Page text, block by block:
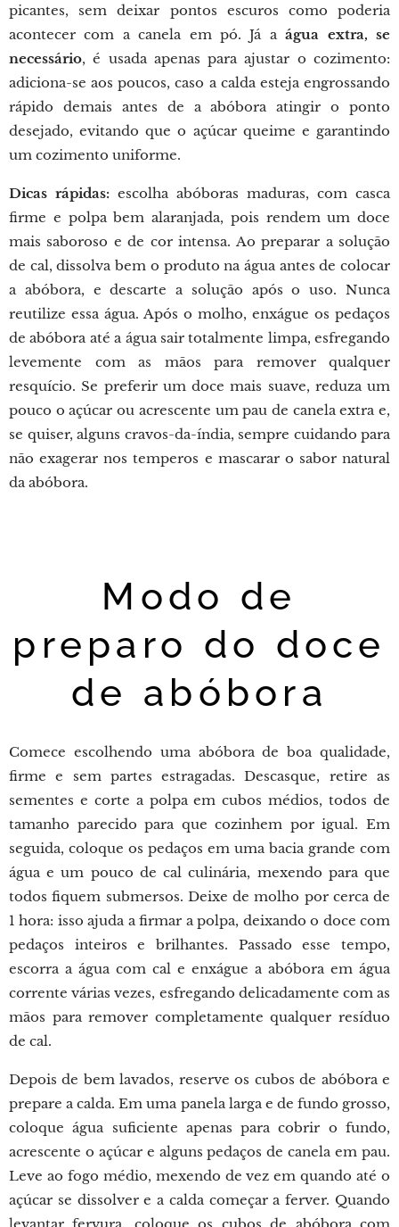
picantes, sem deixar pontos escuros como poderia
acontecer com a canela em pó. Já aágua extra, se
necessário, é usada apenas para ajustar o cozimento:
adiciona-se aos poucos, caso a calda esteja engrossando
rápido demais antes de a abóbora atingir o ponto
desejado, evitando que o açúcar queime e garantindo
um cozimento uniforme.
Dicas rápidas: escolha abóboras maduras, com casca
firme e polpa bem alaranjada, pois rendem um doce
mais saboroso e de cor intensa. Ao preparar a solução
de cal, dissolva bem o produto na água antes de colocar
a abóbora, e descarte a solução após o uso. Nunca
reutilize essa água. Após o molho, enxágue os pedaços
de abóbora até a água sair totalmente limpa, esfregando
levemente com as mãos para remover qualquer
resquício. Se preferir um doce mais suave, reduza um
pouco o açúcar ou acrescente um pau de canela extra e,
se quiser, alguns cravos-da-índia, sempre cuidando para
não exagerar nos temperos e mascarar o sabor natural
da abóbora.
Modo de
preparo do doce
de abóbora
Comece escolhendo uma abóbora de boa qualidade,
firme e sem partes estragadas. Descasque, retire as
sementes e corte a polpa em cubos médios, todos de
tamanho parecido para que cozinhem por igual. Em
seguida, coloque os pedaços em uma bacia grande com
água e um pouco de cal culinária, mexendo para que
todos fiquem submersos. Deixe de molho por cerca de
1 hora: isso ajuda a firmar a polpa, deixando o doce com
pedaços inteiros e brilhantes. Passado esse tempo,
escorra a água com cal e enxágue a abóbora em água
corrente várias vezes, esfregando delicadamente com as
mãos para remover completamente qualquer resíduo
de cal.
Depois de bem lavados, reserve os cubos de abóbora e
prepare a calda. Em uma panela larga e de fundo grosso,
coloque água suficiente apenas para cobrir o fundo,
acrescente o açúcar e alguns pedaços de canela em pau.
Leve ao fogo médio, mexendo de vez em quando até o
açúcar se dissolver e a calda começar a ferver. Quando
levantar fervura, coloque os cubos de abóbora com